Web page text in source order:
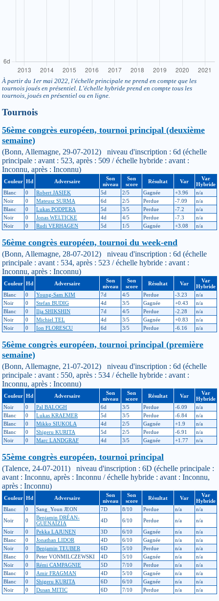
À partir du 1er mai 2022, l’échelle principale ne prend en compte que les
tournois joués en présentiel. L’échelle hybride prend en compte tous les
tournois, joués en présentiel ou en ligne.
Tournois
56ème congrès européen, tournoi principal (deuxième
semaine)
(Bonn, Allemagne, 29-07-2012) niveau d'inscription : 6d (échelle
principale : avant : 523, après : 509 / échelle hybride : avant :
Inconnu, après : Inconnu)
Couleur Hd Adversaire
Son
niveau
Son
score
Résultat Var
Var
Hybride
Blanc
0 Robert JASIEK 5d 2/5 Gagnée +3.96
n/a
Noir
0 Mateusz SURMA 6d 2/5 Perdue -7.09
n/a
Blanc
0 Lukas PODPERA 5d 3/5 Perdue -7.2
n/a
Noir
0 Jonas WELTICKE 4d 4/5 Perdue -7.3
n/a
Noir
0 Rudi VERHAGEN 5d 1/5 Gagnée +3.08 n/a
56ème congrès européen, tournoi du week-end
(Bonn, Allemagne, 28-07-2012) niveau d'inscription : 6d (échelle
principale : avant : 534, après : 523 / échelle hybride : avant :
Inconnu, après : Inconnu)
Couleur Hd Adversaire
Son
niveau
Son
score
Résultat Var
Var
Hybride
Blanc
0 Young-Sam KIM 7d 4/5 Perdue -3.23
n/a
Noir
0 Stefan BUDIG 4d 3/5 Gagnée +0.43
n/a
Blanc
0 Ilja SHIKSHIN 7d 4/5 Perdue -2.28
n/a
Noir
0 Michiel TEL 4d 3/5 Gagnée +0.83
n/a
Noir
0 Ion FLORESCU 6d 3/5 Perdue -6.16 n/a
56ème congrès européen, tournoi principal (première
semaine)
(Bonn, Allemagne, 21-07-2012) niveau d'inscription : 6d (échelle
principale : avant : 550, après : 534 / échelle hybride : avant :
Inconnu, après : Inconnu)
Couleur Hd Adversaire
Son
niveau
Son
score
Résultat Var
Var
Hybride
Noir
0 Pal BALOGH 6d 3/5 Perdue -6.09
n/a
Blanc
0 Lukas KRAEMER 5d 3/5 Perdue -6.84
n/a
Blanc
0 Mikko SIUKOLA 4d 2/5 Gagnée +1.9
n/a
Blanc
0 Shigeru KURITA 5d 2/5 Perdue -6.91
n/a
Noir
0 Marc LANDGRAF 4d 3/5 Gagnée +1.77 n/a
55ème congrès européen, tournoi principal
(Talence, 24-07-2011) niveau d'inscription : 6D (échelle principale :
avant : Inconnu, après : Inconnu / échelle hybride : avant : Inconnu,
après : Inconnu)
Couleur Hd Adversaire
Son
niveau
Son
score
Résultat Var
Var
Hybride
Blanc
0 Sang_Youn JEON 7D 8/10 Perdue n/a
n/a
Noir
0
Benjamin DRÉAN-
GUÉNAÏZIA
4D 6/10 Perdue n/a
n/a
Noir
0 Pekka LAJUNEN 3D 6/10 Gagnée n/a
n/a
Blanc
0 Jonathan LIDOR 4D 6/10 Gagnée n/a
n/a
Noir
0 Benjamin TEUBER 6D 5/10 Perdue n/a
n/a
Blanc
0 Peter VONMILCZEWSKI 4D 5/10 Gagnée n/a
n/a
Noir
0 Rémi CAMPAGNIE 5D 7/10 Perdue n/a
n/a
Blanc
0 Amir FRAGMAN 4D 5/10 Gagnée n/a
n/a
Blanc
0 Shigeru KURITA 6D 6/10 Gagnée n/a
n/a
Noir
0 Dusan MITIC 6D 7/10 Perdue n/a n/a